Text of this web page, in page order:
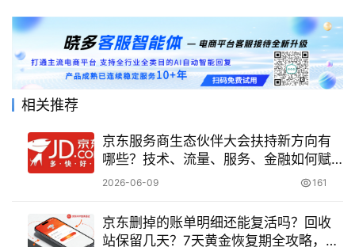
相关推荐
京东服务商生态伙伴大会扶持新方向有
哪些？技术、流量、服务、金融如何赋
能？
2026-06-09 161
京东删掉的账单明细还能复活吗？回收
站保留几天？7天黄金恢复期全攻略，3